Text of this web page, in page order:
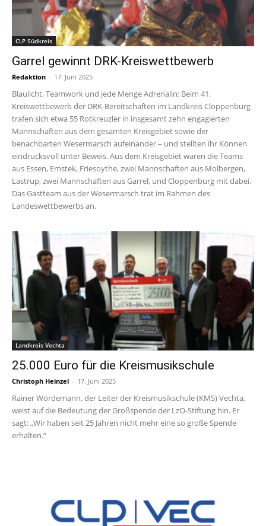
CLP Südkreis
Garrel gewinnt DRK-Kreiswettbewerb
Redaktion - 17. Juni 2025
Blaulicht, Teamwork und jede Menge Adrenalin: Beim 41.
Kreiswettbewerb der DRK-Bereitschaften im Landkreis Cloppenburg
trafen sich etwa 55 Rotkreuzler in insgesamt zehn engagierten
Mannschaften aus dem gesamten Kreisgebiet sowie der
benachbarten Wesermarsch aufeinander – und stellten ihr Können
eindrucksvoll unter Beweis. Aus dem Kreisgebiet waren die Teams
aus Essen, Emstek, Friesoythe, zwei Mannschaften aus Molbergen,
Lastrup, zwei Mannschaften aus Garrel, und Cloppenburg mit dabei.
Das Gastteam aus der Wesermarsch trat im Rahmen des
Landeswettbewerbs an.
Landkreis Vechta
25.000 Euro für die Kreismusikschule
Christoph Heinzel - 17. Juni 2025
Rainer Wördemann, der Leiter der Kreismusikschule (KMS) Vechta,
weist auf die Bedeutung der Großspende der LzO-Stiftung hin. Er
sagt: „Wir haben seit 25 Jahren nicht mehr eine so große Spende
erhalten.“